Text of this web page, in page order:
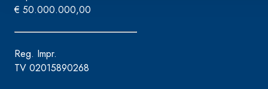
€ 50.000.000,00
Reg. Impr.
TV 02015890268